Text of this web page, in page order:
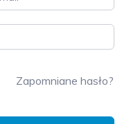
Zapomniane hasło?